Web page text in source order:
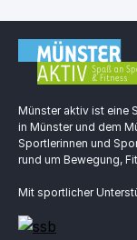
Münster aktiv ist eine
in Münster und dem
Sportlerinnen und
rund um Bewegung,
Mit sportlicher